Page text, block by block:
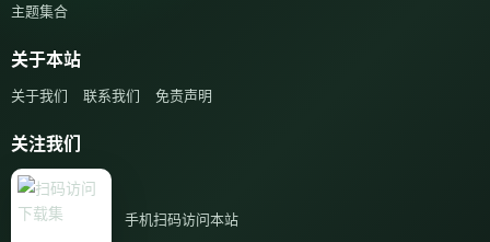
主题集合
关于本站
关于我们 联系我们 免责声明
关注我们
手机扫码访问本站